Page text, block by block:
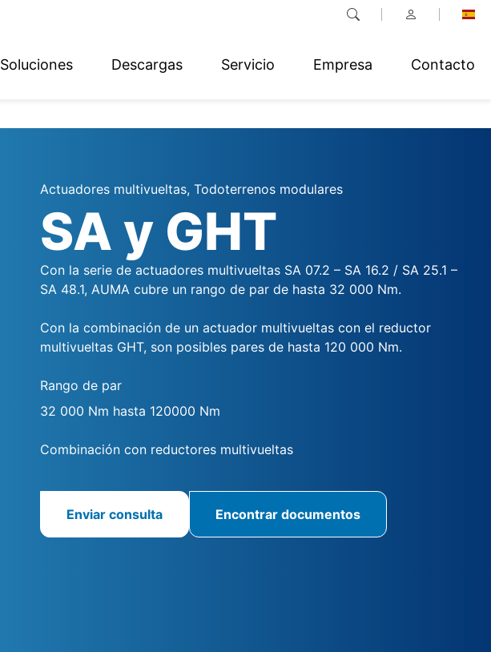
Soluciones Descargas Servicio Empresa Contacto
Actuadores multivueltas, Todoterrenos modulares
SA y GHT
Con la serie de actuadores multivueltas SA 07.2 – SA 16.2 / SA 25.1 –
SA 48.1, AUMA cubre un rango de par de hasta 32 000 Nm.
Con la combinación de un actuador multivueltas con el reductor
multivueltas GHT, son posibles pares de hasta 120 000 Nm.
Rango de par
32 000 Nm hasta 120000 Nm
Combinación con reductores multivueltas
Enviar consulta Encontrar documentos